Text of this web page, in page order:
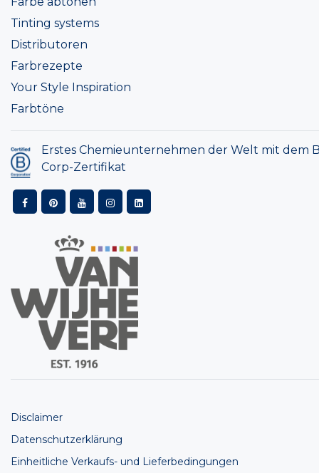
Tinting systems
Distributoren
Farbrezepte
Your Style Inspiration
Farbtöne
Erstes Chemieunternehmen der Welt mit dem
Corp-Zertifikat
Disclaimer
Datenschutzerklärung
Einheitliche Verkaufs- und Lieferbedingungen